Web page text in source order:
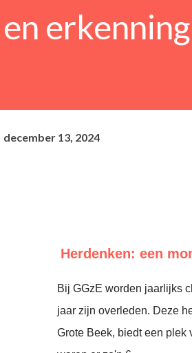
en erkenning
december 13, 2024
Herdenken: een
Bij GGzE worden jaarlijks
jaar zijn overleden. Deze
Grote Beek, biedt een plek